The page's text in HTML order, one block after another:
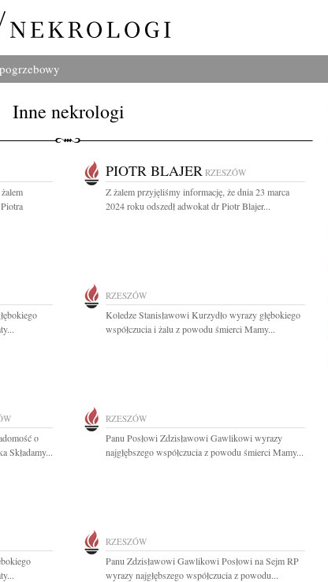
Inne nekrologi
PIOTR BLAJER RZESZÓW
Z żalem przyjęliśmy informację, że dnia 23 marca
2024 roku odszedł adwokat dr Piotr Blajer...
RZESZÓW
Koledze Stanisławowi Kurzydło wyrazy głębokiego
współczucia i żalu z powodu śmierci Mamy...
o
Składamy...
RZESZÓW
Panu Posłowi Zdzisławowi Gawlikowi wyrazy
najgłębszego współczucia z powodu śmierci Mamy...
RZESZÓW
Panu Zdzisławowi Gawlikowi Posłowi na Sejm RP
wyrazy najgłębszego współczucia z powodu...